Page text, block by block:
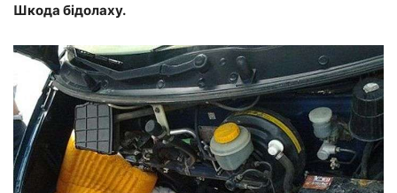
Шкода бідолаху.